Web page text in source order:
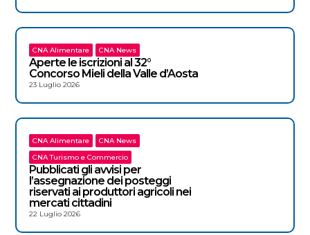
CNA Alimentare CNA News
Aperte le iscrizioni al 32°
Concorso Mieli della Valle d’Aosta
23 Luglio 2026
CNA Alimentare
CNA News
CNA Turismo e Commercio
Pubblicati gli avvisi per
l’assegnazione dei posteggi
riservati ai produttori agricoli nei
mercati cittadini
22 Luglio 2026